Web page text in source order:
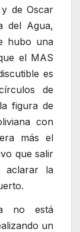
de Oscar
del Agua,
hubo una
el MAS
es
de
figura de
con
más el
que salir
aclarar la
no está
un